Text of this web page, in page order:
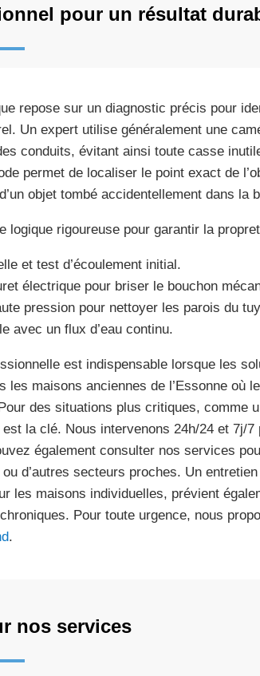
pour un résultat
repose sur un diagnostic précis pour
Un expert utilise généralement une
conduits, évitant ainsi toute casse
permet de localiser le point exact de
objet tombé accidentellement dans la
logique rigoureuse pour garantir la
et test d’écoulement initial.
électrique pour briser le bouchon
pression pour nettoyer les parois du
avec un flux d’eau continu.
est indispensable lorsque les
les maisons anciennes de l’Essonne où
des situations plus critiques, comme
la clé. Nous intervenons 24h/24 et 7j/
également consulter nos services
d’autres secteurs proches. Un
les maisons individuelles, prévient
Pour toute urgence, nous
.
nos services